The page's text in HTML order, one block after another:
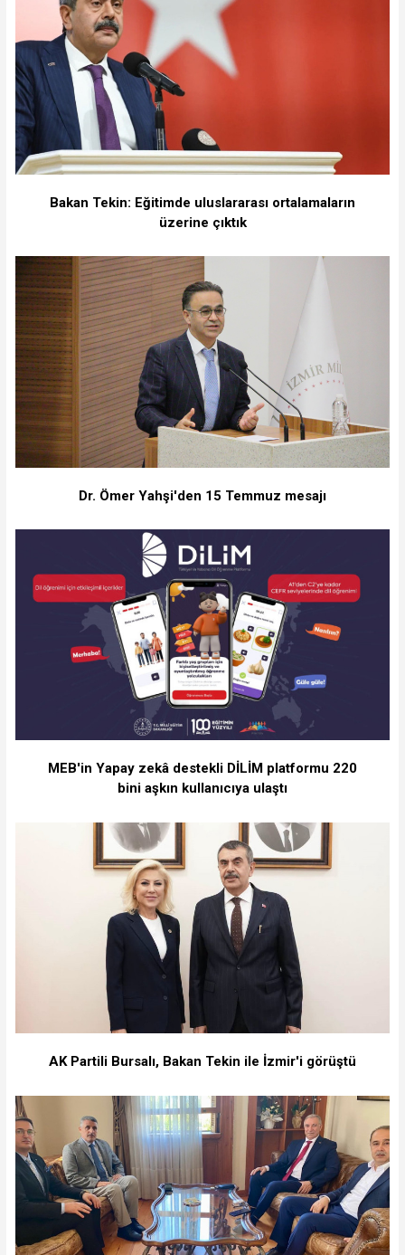
Bakan Tekin: Eğitimde uluslararası ortalamaların
üzerine çıktık
Dr. Ömer Yahşi'den 15 Temmuz mesajı
MEB'in Yapay zekâ destekli DİLİM platformu 220
bini aşkın kullanıcıya ulaştı
AK Partili Bursalı, Bakan Tekin ile İzmir'i görüştü